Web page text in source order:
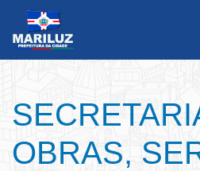
OBRAS,